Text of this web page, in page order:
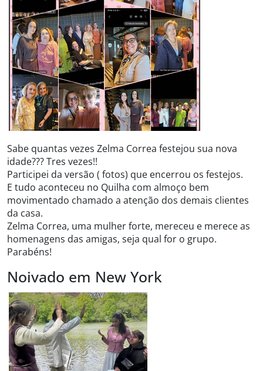
Sabe quantas vezes Zelma Correa festejou sua nova
idade??? Tres vezes!!
Participei da versão ( fotos) que encerrou os festejos.
E tudo aconteceu no Quilha com almoço bem
movimentado chamado a atenção dos demais clientes
da casa.
Zelma Correa, uma mulher forte, mereceu e merece as
homenagens das amigas, seja qual for o grupo.
Parabéns!
Noivado em New York